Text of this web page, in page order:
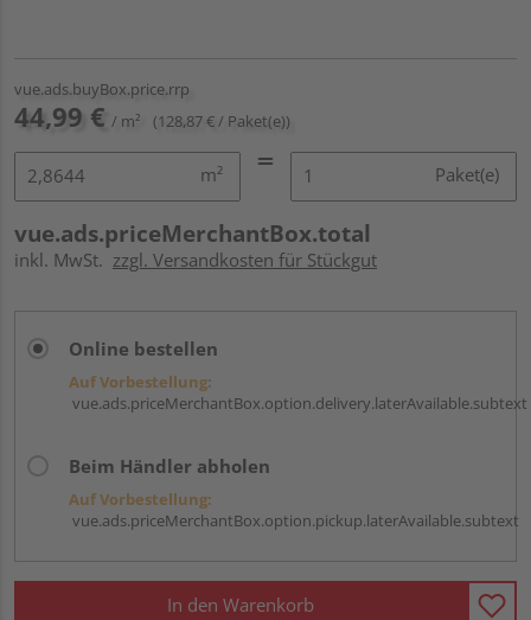
vue.ads.buyBox.price.rrp
44,99 € / m² (128,87 € / Paket(e))
m² Paket(e)
vue.ads.priceMerchantBox.total
inkl. MwSt. zzgl. Versandkosten für Stückgut
Online bestellen
Auf Vorbestellung:
vue.ads.priceMerchantBox.option.delivery.laterAvailable.subtext
Beim Händler abholen
Auf Vorbestellung:
vue.ads.priceMerchantBox.option.pickup.laterAvailable.subtext
In den Warenkorb